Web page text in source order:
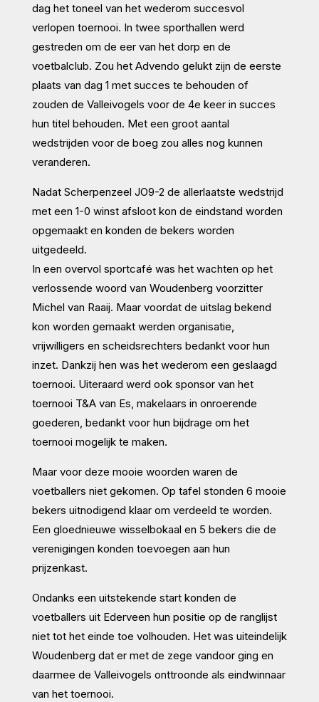
dag het toneel van het wederom succesvol
verlopen toernooi. In twee sporthallen werd
gestreden om de eer van het dorp en de
voetbalclub. Zou het Advendo gelukt zijn de eerste
plaats van dag 1 met succes te behouden of
zouden de Valleivogels voor de 4e keer in succes
hun titel behouden. Met een groot aantal
wedstrijden voor de boeg zou alles nog kunnen
veranderen.
Nadat Scherpenzeel JO9-2 de allerlaatste wedstrijd
met een 1-0 winst afsloot kon de eindstand worden
opgemaakt en konden de bekers worden
uitgedeeld.
In een overvol sportcafé was het wachten op het
verlossende woord van Woudenberg voorzitter
Michel van Raaij. Maar voordat de uitslag bekend
kon worden gemaakt werden organisatie,
vrijwilligers en scheidsrechters bedankt voor hun
inzet. Dankzij hen was het wederom een geslaagd
toernooi. Uiteraard werd ook sponsor van het
toernooi T&A van Es, makelaars in onroerende
goederen, bedankt voor hun bijdrage om het
toernooi mogelijk te maken.
Maar voor deze mooie woorden waren de
voetballers niet gekomen. Op tafel stonden 6 mooie
bekers uitnodigend klaar om verdeeld te worden.
Een gloednieuwe wisselbokaal en 5 bekers die de
verenigingen konden toevoegen aan hun
prijzenkast.
Ondanks een uitstekende start konden de
voetballers uit Ederveen hun positie op de ranglijst
niet tot het einde toe volhouden. Het was uiteindelijk
Woudenberg dat er met de zege vandoor ging en
daarmee de Valleivogels onttroonde als eindwinnaar
van het toernooi.